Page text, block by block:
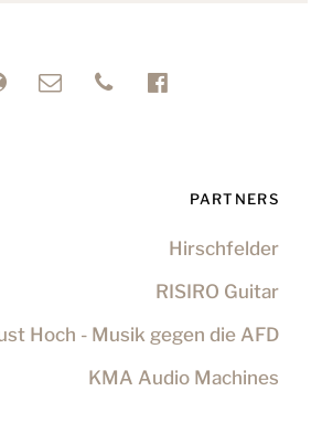
PARTNERS
Hirschfelder
RISIRO Guitar
Hoch - Musik gegen die AFD
KMA Audio Machines